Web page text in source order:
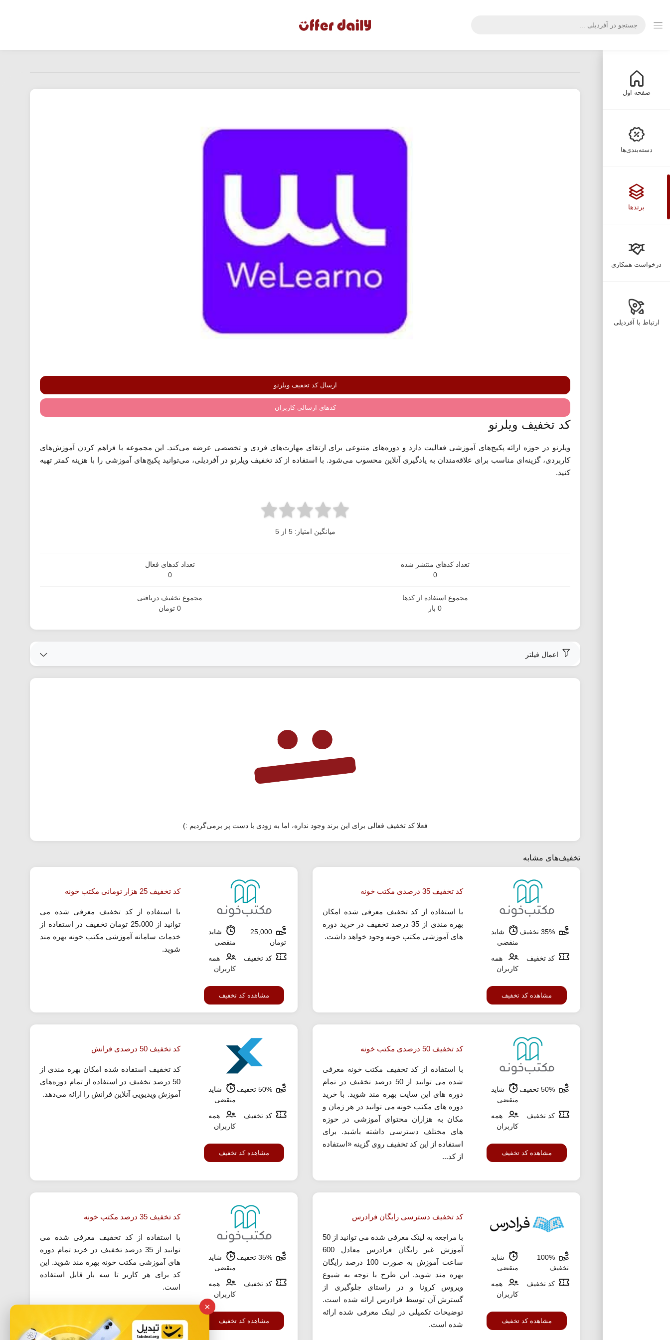
صفحه اول
دسته‌بندی‌ها
برندها
درخواست همکاری
ارتباط با آفردیلی
ارسال کد تخفیف ویلرنو
کدهای ارسالی کاربران
کد تخفیف ویلرنو
ویلرنو در حوزه ارائه پکیج‌های آموزشی فعالیت دارد و دوره‌های متنوعی برای ارتقای مهارت‌های فردی و تخصصی عرضه می‌کند. این مجموعه با فراهم کردن آموزش‌های
کاربردی، گزینه‌ای مناسب برای علاقه‌مندان به یادگیری آنلاین محسوب می‌شود. با استفاده از کد تخفیف ویلرنو در آفردیلی، می‌توانید پکیج‌های آموزشی را با هزینه کمتر تهیه
کنید.
میانگین امتیاز: 5 از 5
تعداد کدهای منتشر شده
0
تعداد کدهای فعال
0
مجموع استفاده از کدها
0 بار
مجموع تخفیف دریافتی
0 تومان
اعمال فیلتر
فعلا کد تخفیف فعالی برای این برند وجود نداره، اما به زودی با دست پر برمی‌گردیم :)
تخفیف‌های مشابه
شاید
منقضی
کد تخفیف
همه
کاربران
مشاهده کد تخفیف
کد تخفیف 35 درصدی مکتب خونه
با استفاده از کد تخفیف معرفی شده امکان
بهره مندی از 35 درصد تخفیف در خرید دوره
های آموزشی مکتب خونه وجود خواهد داشت.
25,000
تومان
شاید
منقضی
کد تخفیف
همه
کاربران
مشاهده کد تخفیف
کد تخفیف 25 هزار تومانی مکتب خونه
با استفاده از کد تخفیف معرفی شده می
توانید از 25،000 تومان تخفیف در استفاده از
خدمات سامانه آموزشی مکتب خونه بهره مند
شوید.
شاید
منقضی
کد تخفیف
همه
کاربران
مشاهده کد تخفیف
کد تخفیف 50 درصدی مکتب خونه
با استفاده از کد تخفیف مکتب خونه معرفی
شده می توانید از 50 درصد تخفیف در تمام
دوره های این سایت بهره مند شوید. با خرید
دوره های مکتب خونه می توانید در هر زمان و
مکان به هزاران محتوای آموزشی در حوزه
های مختلف دسترسی داشته باشبد. برای
استفاده از این کد تخفیف روی گزینه «استفاده
از کد...
شاید
منقضی
کد تخفیف
همه
کاربران
مشاهده کد تخفیف
کد تخفیف 50 درصدی فرانش
کد تخفیف استفاده شده امکان بهره مندی از
50 درصد تخفیف در استفاده از تمام دوره‌های
آموزش ویدیویی آنلاین فرانش را ارائه می‌دهد.
100%
تخفیف
شاید
منقضی
کد تخفیف
همه
کاربران
مشاهده کد تخفیف
کد تخفیف دسترسی رایگان فرادرس
با مراجعه به لینک معرفی شده می توانید از 50
آموزش غیر رایگان فرادرس معادل 600
ساعت آموزش به صورت 100 درصد رایگان
بهره مند شوید. این طرح با توجه به شیوع
ویروس کرونا و در راستای جلوگیری از
گسترش آن توسط فرادرس ارائه شده است.
توضیحات تکمیلی در لینک معرفی شده ارائه
شده است.
شاید
منقضی
کد تخفیف
همه
کاربران
مشاهده کد تخفیف
کد تخفیف 35 درصد مکتب خونه
با استفاده از کد تخفیف معرفی شده می
توانید از 35 درصد تخفیف در خرید تمام دوره
های آموزشی مکتب خونه بهره مند شوید. این
کد برای هر کاربر تا سه بار قابل استفاده
است.
×